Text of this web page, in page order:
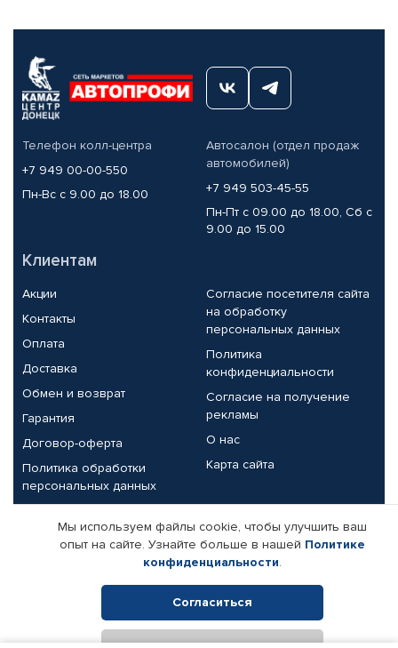
Телефон колл-центра
+7 949 00-00-550
Пн-Вс с 9.00 до 18.00
Автосалон (отдел продаж
автомобилей)
+7 949 503-45-55
Пн-Пт с 09.00 до 18.00, Сб с
9.00 до 15.00
Клиентам
Акции
Контакты
Оплата
Доставка
Обмен и возврат
Гарантия
Договор-оферта
Политика обработки
персональных данных
Согласие посетителя сайта
на обработку
персональных данных
Политика
конфиденциальности
Согласие на получение
рекламы
О нас
Карта сайта
Партнерам
Корпоративным клиентам
Поставщикам
Реквизиты компании
Мы используем файлы cookie, чтобы улучшить ваш
опыт на сайте. Узнайте больше в нашей Политике
конфиденциальности.
Согласиться